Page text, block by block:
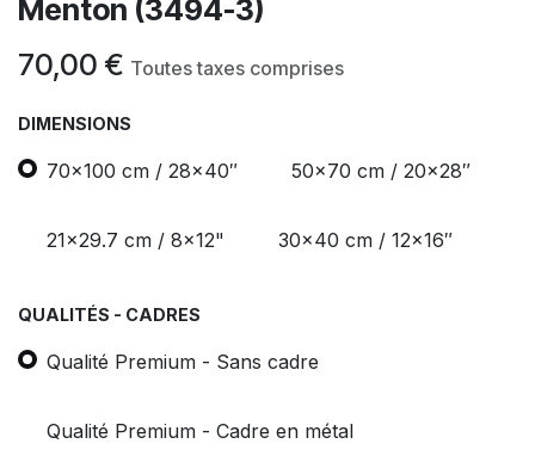
Menton (3494-3)
70,00 € Toutes taxes comprises
DIMENSIONS
70x100 cm / 28x40″ 50x70 cm / 20x28″
21x29.7 cm / 8x12" 30x40 cm / 12x16″
QUALITÉS - CADRES
Qualité Premium - Sans cadre
Qualité Premium - Cadre en métal